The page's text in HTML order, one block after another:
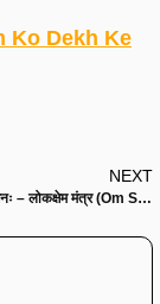
Ko Dekh Ke
NEXT
ॐ सर्वे भवन्तु सुखिनः – लोकक्षेम मंत्र (Om Sarve Bhavantu Sukhinaha)